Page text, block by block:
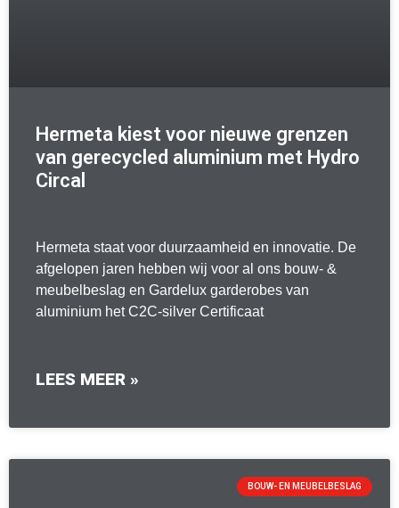
Hermeta kiest voor nieuwe grenzen
van gerecycled aluminium met Hydro
Circal
Hermeta staat voor duurzaamheid en innovatie. De
afgelopen jaren hebben wij voor al ons bouw- &
meubelbeslag en Gardelux garderobes van
aluminium het C2C-silver Certificaat
LEES MEER »
BOUW- EN MEUBELBESLAG